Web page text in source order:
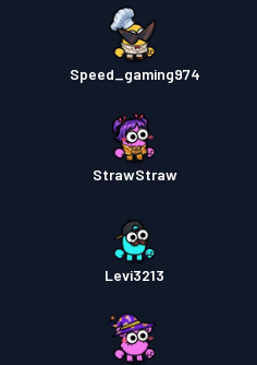
Speed_gaming974
StrawStraw
Levi3213